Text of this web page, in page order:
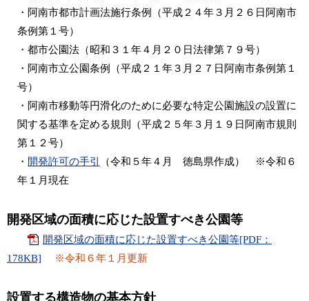
・阿南市都市計画法施行条例（平成２４年３月２６日阿南市
条例第１号）
・都市公園法（昭和３１年４月２０日法律第７９号）
・阿南市立公園条例（平成２１年３月２７日阿南市条例第１
号）
・阿南市移動等円滑化のために必要な特定公園施設の設置に
関する基準を定める規則（平成２５年３月１９日阿南市規則
第１２号）
・ 開発許可の手引
（令和５年４月 徳島県作成） ※令和６
年１月現在
開発区域の面積に応じた設置すべき公園等
開発区域の面積に応じた設置すべき公園等[PDF：
178KB]
※令和６年１月更新
設置する構造物の基本方針